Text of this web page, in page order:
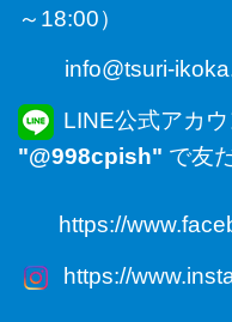
～18:00）
info@tsuri-
LINE公式アカ
"@998cpish" で友
https://
https://